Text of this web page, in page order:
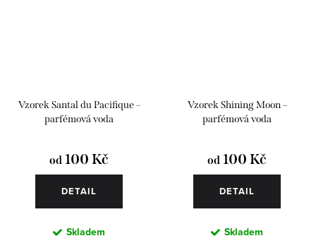
Vzorek Santal du Pacifique –
parfémová voda
od 100 Kč
DETAIL
Skladem
Vzorek Shining Moon –
parfémová voda
od 100 Kč
DETAIL
Skladem